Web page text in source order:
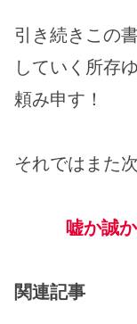
引き続きこの
していく所存
頼み申す！
それではまた
嘘か誠
関連記事